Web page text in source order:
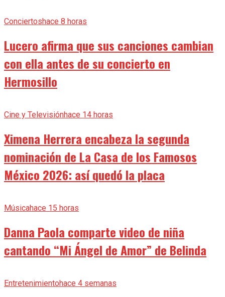
Conciertoshace 8 horas
Lucero afirma que sus canciones cambian
con ella antes de su concierto en
Hermosillo
Cine y Televisiónhace 14 horas
Ximena Herrera encabeza la segunda
nominación de La Casa de los Famosos
México 2026: así quedó la placa
Músicahace 15 horas
Danna Paola comparte video de niña
cantando “Mi Ángel de Amor” de Belinda
Entretenimientohace 4 semanas